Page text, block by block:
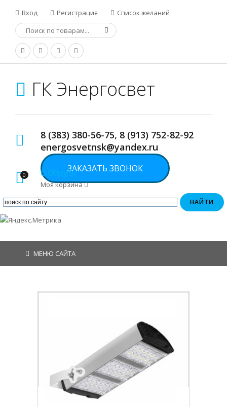
Вход Регистрация Список желаний
ГК Энергосвет
8 (383) 380-56-75, 8 (913) 752-82-92
energosvetnsk@yandex.ru
ЗАКАЗАТЬ ЗВОНОК
0 0.00руб.
Моя корзина
МЕНЮ САЙТА